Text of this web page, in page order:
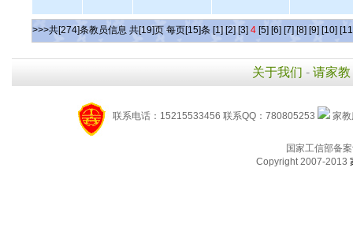
>>>共[274]条教员信息 共[19]页 每页[15]条 [1] [2] [3] 4 [5] [6] [7] [8] [9] [10]
关于我们 - 请家教
联系电话：15215533456 联系QQ：780805253 家
国家工信部备
Copyright 2007-2013